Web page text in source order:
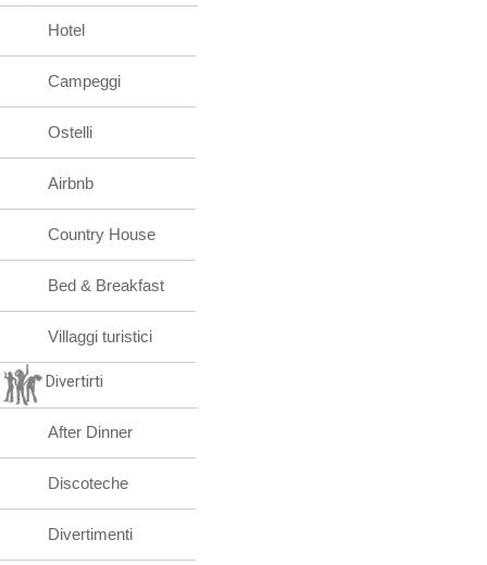
Hotel
Campeggi
Ostelli
Airbnb
Country House
Bed & Breakfast
Villaggi turistici
Divertirti
After Dinner
Discoteche
Divertimenti